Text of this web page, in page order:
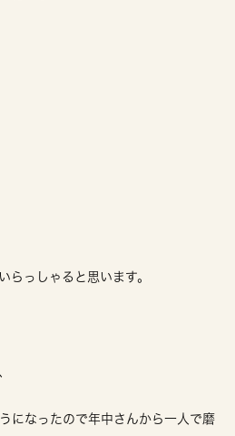
らっしゃると思います。
になったので年中さんから一人で磨